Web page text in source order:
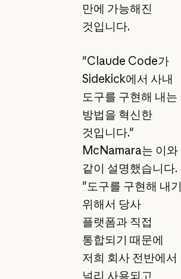
만에 가능해진
것입니다.
"Claude Code가
Sidekick에서 사내
도구를 구현해 내는
방법을 혁신한
것입니다."
McNamara는 이와
같이 설명했습니다.
"도구를 구현해 내기
위해서 당사
플랫폼과 직접
통합되기 때문에
저희 회사 전반에서
널리 사용되고